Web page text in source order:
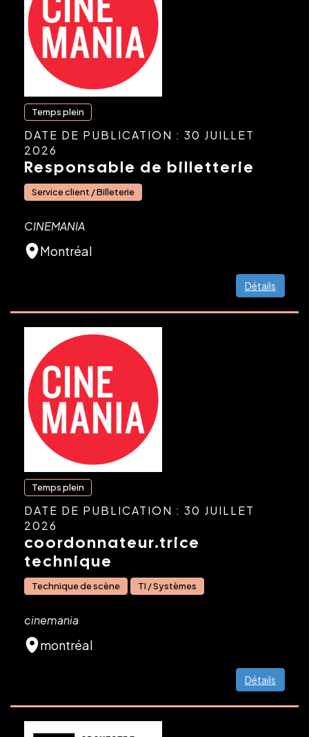
Temps plein
DATE DE PUBLICATION : 30 JUILLET
2026
Responsable de billetterie
Service client / Billeterie
CINEMANIA
Montréal
Détails
Temps plein
DATE DE PUBLICATION : 30 JUILLET
2026
coordonnateur.trice
technique
Technique de scène TI / Systèmes
cinemania
montréal
Détails